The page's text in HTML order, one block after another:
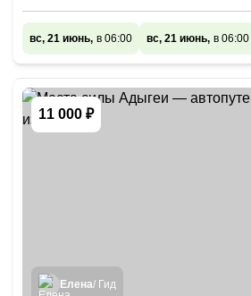
вс, 21 июнь, в 06:00 вс, 21 июнь, в 06:00
11 000 ₽
Елена/ Гид